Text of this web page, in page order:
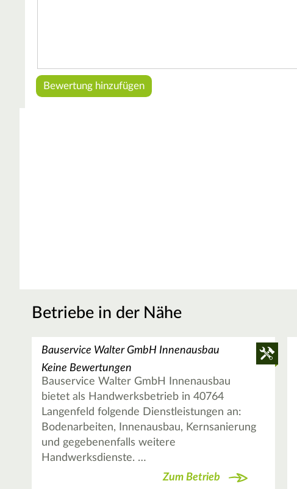
Betriebe in der Nähe
Bauservice Walter GmbH Innenausbau
Keine Bewertungen
Bauservice Walter GmbH Innenausbau
bietet als Handwerksbetrieb in 40764
Langenfeld folgende Dienstleistungen an:
Bodenarbeiten, Innenausbau, Kernsanierung
und gegebenenfalls weitere
Handwerksdienste. …
Zum Betrieb